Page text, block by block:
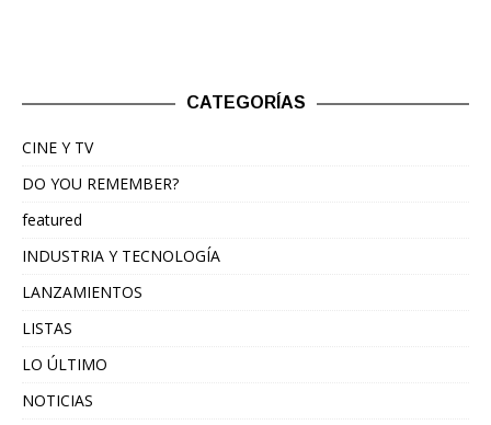
CATEGORÍAS
CINE Y TV
DO YOU REMEMBER?
featured
INDUSTRIA Y TECNOLOGÍA
LANZAMIENTOS
LISTAS
LO ÚLTIMO
NOTICIAS